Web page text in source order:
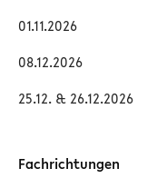
01.11.2026
08.12.2026
25.12. & 26.12.2026
Fachrichtungen